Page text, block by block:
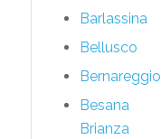
Barlassina
Bellusco
Bernareggio
Besana
Brianza